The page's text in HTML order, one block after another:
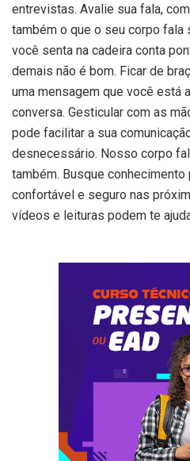
entrevistas. Avalie sua fala,
também o que o seu corpo fala
você senta na cadeira conta
demais não é bom. Ficar de
uma mensagem que você está
conversa. Gesticular com as
pode facilitar a sua
desnecessário. Nosso corpo
também. Busque
confortável e seguro nas
vídeos e leituras podem te